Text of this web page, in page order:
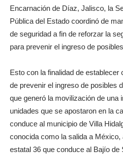
Encarnación de Díaz, Jalisco, la
Pública del Estado coordinó de
de seguridad a fin de reforzar la
para prevenir el ingreso de
Esto con la finalidad de establecer
de prevenir el ingreso de posibles
que generó la movilización de una
unidades que se apostaron en la
conduce al municipio de Villa
conocida como la salida a
estatal 36 que conduce al Bajío